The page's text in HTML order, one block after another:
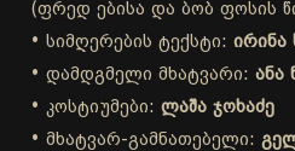
(ფრედ ებისა და ბობ ფოსის
• სიმღერების ტექსტი: ირინა
• დამდგმელი მხატვარი: ანა
• კოსტიუმები: ლაშა ჯოხაძე
• მხატვარ-გამნათებელი: